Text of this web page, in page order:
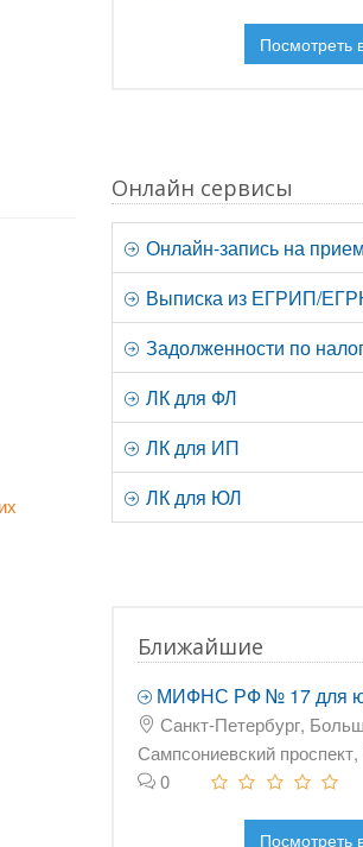
Посмотреть
Онлайн сервисы
Онлайн-запись на прием
Выписка из ЕГРИП/
Задолженности по
ЛК для ФЛ
ЛК для ИП
ЛК для ЮЛ
Ближайшие
МИФНС РФ № 17 для
Санкт-Петербург,
Сампсониевский проспект,
0
Посмотреть